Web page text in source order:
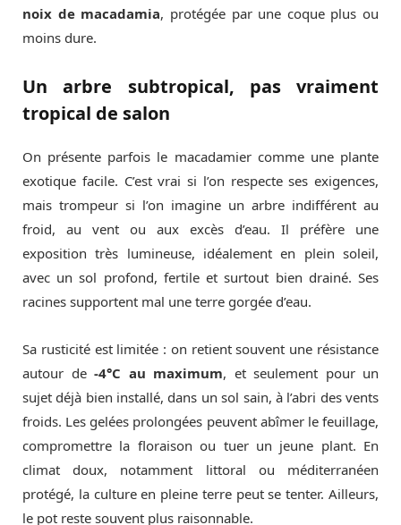
noix de macadamia, protégée par une coque plus ou
moins dure.
Un arbre subtropical, pas vraiment
tropical de salon
On présente parfois le macadamier comme une plante
exotique facile. C’est vrai si l’on respecte ses exigences,
mais trompeur si l’on imagine un arbre indifférent au
froid, au vent ou aux excès d’eau. Il préfère une
exposition très lumineuse, idéalement en plein soleil,
avec un sol profond, fertile et surtout bien drainé. Ses
racines supportent mal une terre gorgée d’eau.
Sa rusticité est limitée : on retient souvent une résistance
autour de -4°C au maximum, et seulement pour un
sujet déjà bien installé, dans un sol sain, à l’abri des vents
froids. Les gelées prolongées peuvent abîmer le feuillage,
compromettre la floraison ou tuer un jeune plant. En
climat doux, notamment littoral ou méditerranéen
protégé, la culture en pleine terre peut se tenter. Ailleurs,
le pot reste souvent plus raisonnable.